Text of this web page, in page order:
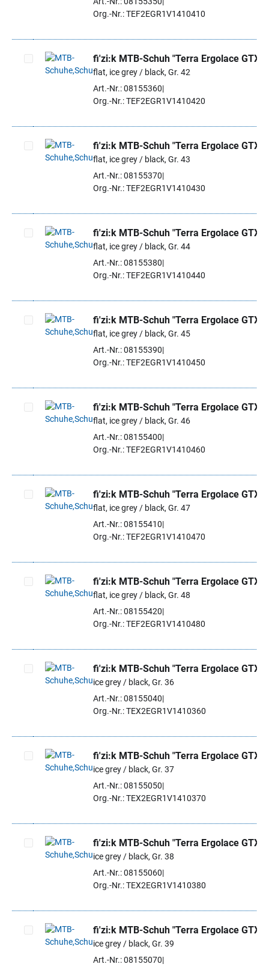
Org.-Nr.: TEF2EGR1V1410410
Artikel auswählen
fi'zi:k MTB-Schuh "Terra Ergolace GTX"
flat, ice grey / black, Gr. 42
Art.-Nr.: 08155360
Org.-Nr.: TEF2EGR1V1410420
Artikel auswählen
fi'zi:k MTB-Schuh "Terra Ergolace GTX"
flat, ice grey / black, Gr. 43
Art.-Nr.: 08155370
Org.-Nr.: TEF2EGR1V1410430
Artikel auswählen
fi'zi:k MTB-Schuh "Terra Ergolace GTX"
flat, ice grey / black, Gr. 44
Art.-Nr.: 08155380
Org.-Nr.: TEF2EGR1V1410440
Artikel auswählen
fi'zi:k MTB-Schuh "Terra Ergolace GTX"
flat, ice grey / black, Gr. 45
Art.-Nr.: 08155390
Org.-Nr.: TEF2EGR1V1410450
Artikel auswählen
fi'zi:k MTB-Schuh "Terra Ergolace GTX"
flat, ice grey / black, Gr. 46
Art.-Nr.: 08155400
Org.-Nr.: TEF2EGR1V1410460
Artikel auswählen
fi'zi:k MTB-Schuh "Terra Ergolace GTX"
flat, ice grey / black, Gr. 47
Art.-Nr.: 08155410
Org.-Nr.: TEF2EGR1V1410470
Artikel auswählen
fi'zi:k MTB-Schuh "Terra Ergolace GTX"
flat, ice grey / black, Gr. 48
Art.-Nr.: 08155420
Org.-Nr.: TEF2EGR1V1410480
Artikel auswählen
fi'zi:k MTB-Schuh "Terra Ergolace GTX"
ice grey / black, Gr. 36
Art.-Nr.: 08155040
Org.-Nr.: TEX2EGR1V1410360
Artikel auswählen
fi'zi:k MTB-Schuh "Terra Ergolace GTX"
ice grey / black, Gr. 37
Art.-Nr.: 08155050
Org.-Nr.: TEX2EGR1V1410370
Artikel auswählen
fi'zi:k MTB-Schuh "Terra Ergolace GTX"
ice grey / black, Gr. 38
Art.-Nr.: 08155060
Org.-Nr.: TEX2EGR1V1410380
Artikel auswählen
fi'zi:k MTB-Schuh "Terra Ergolace GTX"
ice grey / black, Gr. 39
Art.-Nr.: 08155070